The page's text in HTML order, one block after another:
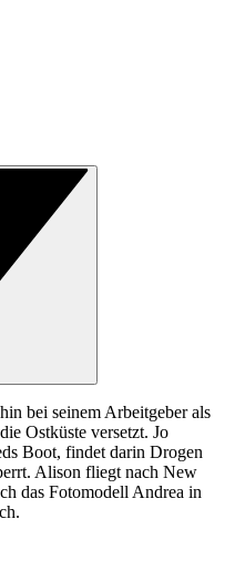
bei seinem Arbeitgeber als
Ostküste versetzt. Jo
Boot, findet darin Drogen
Alison fliegt nach New
das Fotomodell Andrea in